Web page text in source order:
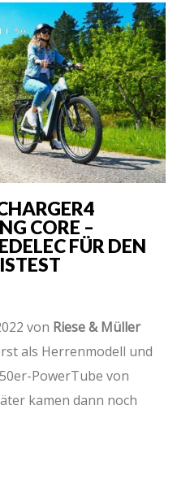
CORE –
FÜR DEN
von Riese & Müller
als Herrenmodell und
PowerTube von
kamen dann noch